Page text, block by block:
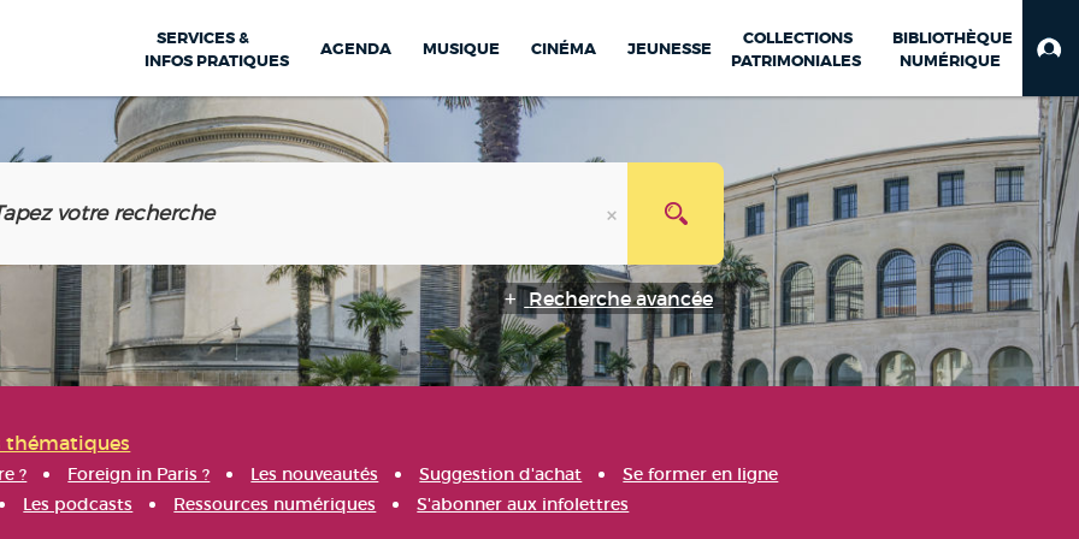
SERVICES &
INFOS PRATIQUES
AGENDA MUSIQUE CINÉMA JEUNESSE
COLLECTIONS
PATRIMONIALES
BIBLIOTHÈQUE
NUMÉRIQUE
Recherche avancée
thématiques
? Foreign in Paris ? Les nouveautés Suggestion d'achat
Se former en ligne
Les podcasts Ressources numériques S'abonner aux infolettres